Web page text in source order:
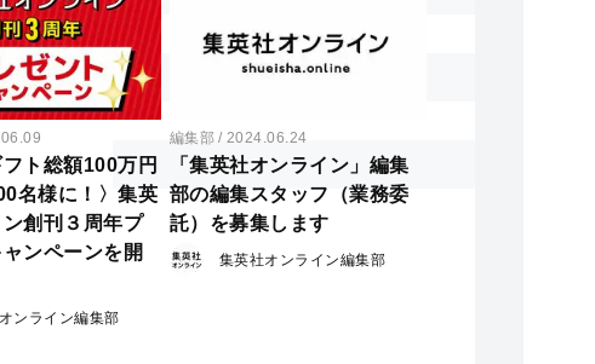
フト総額100万円
名様に！〉集英
創刊３周年プ
ンペーンを開
ンライン編集部
編集部 2024.06.24
「集英社オンライン」編集
部の編集スタッフ（業務委
託）を募集します
集英社オンライン編集部